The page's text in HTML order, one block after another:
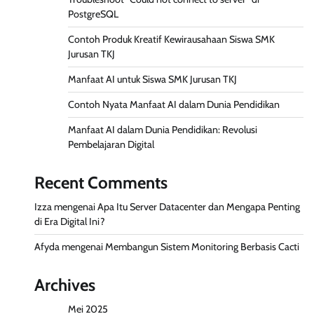
PostgreSQL
Contoh Produk Kreatif Kewirausahaan Siswa SMK
Jurusan TKJ
Manfaat AI untuk Siswa SMK Jurusan TKJ
Contoh Nyata Manfaat AI dalam Dunia Pendidikan
Manfaat AI dalam Dunia Pendidikan: Revolusi
Pembelajaran Digital
Recent Comments
Izza mengenaiApa Itu Server Datacenter dan Mengapa Penting
di Era Digital Ini?
Afyda mengenaiMembangun Sistem Monitoring Berbasis Cacti
Archives
Mei 2025